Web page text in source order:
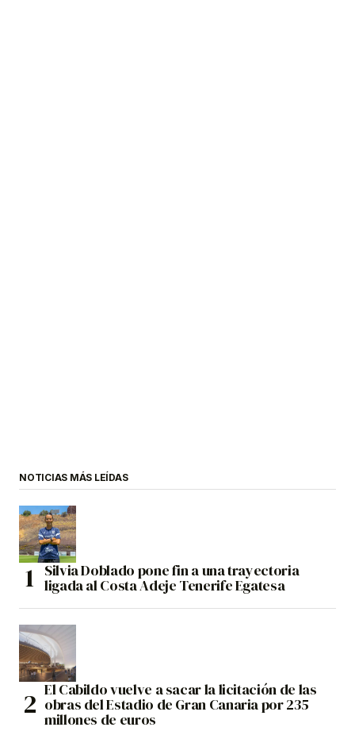
NOTICIAS MÁS LEÍDAS
Silvia Doblado pone fin a una trayectoria
ligada al Costa Adeje Tenerife Egatesa
El Cabildo vuelve a sacar la licitación de las
obras del Estadio de Gran Canaria por 235
millones de euros